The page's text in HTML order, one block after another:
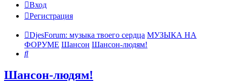
Вход
Регистрация
DjesForum: музыка твоего сердца МУЗЫКА НА
ФОРУМЕ Шансон Шансон-людям!
Поиск
Шансон-людям!